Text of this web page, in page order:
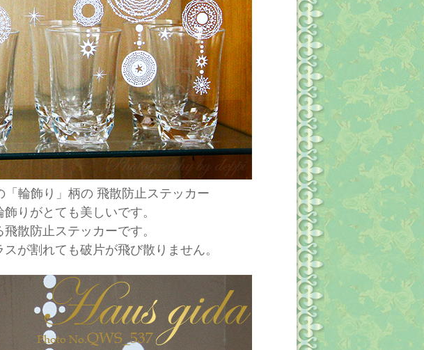
「輪飾り」柄の 飛散防止ステッカー
りがとても美しいです。
散防止ステッカーです。
が割れても破片が飛び散りません。